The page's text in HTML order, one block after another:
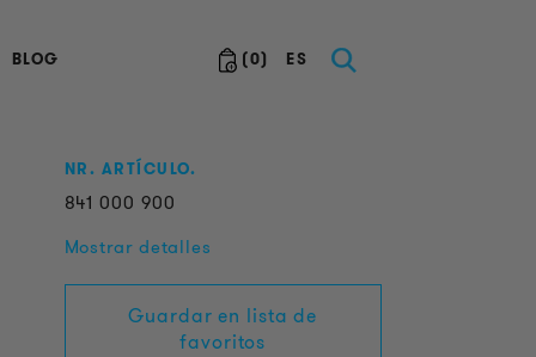
(0) ES
BLOG
NR. ARTÍCULO.
841 000 900
Mostrar detalles
Guardar en lista de
favoritos